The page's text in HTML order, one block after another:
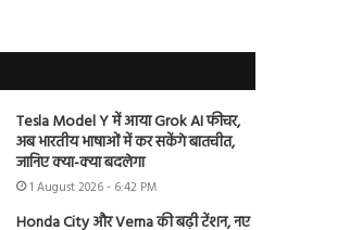
Tesla Model Y में आया Grok AI फीचर,
अब भारतीय भाषाओं में कर सकेंगे बातचीत,
जानिए क्या-क्या बदलेगा
1 August 2026 - 6:42 PM
Honda City और Verna की बढ़ी टेंशन, नए